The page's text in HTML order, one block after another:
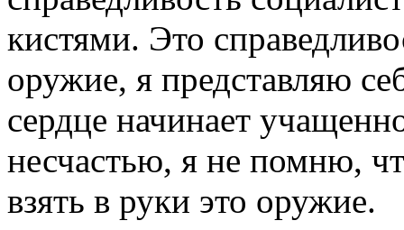
кистями. Это
оружие, я представляю
сердце начинает
несчастью, я не помню,
взять в руки это оружие.